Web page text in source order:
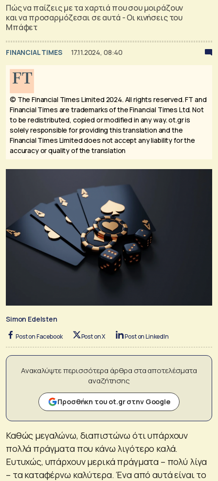
Πώς να παίζεις με τα χαρτιά που σου μοιράζουν
και να προσαρμόζεσαι σε αυτά - Οι κινήσεις του
Μπάφετ
FINANCIAL TIMES 17.11.2024, 08:40
© The Financial Times Limited 2024. All rights reserved.FT and
Financial Times are trademarks of the Financial Times Ltd. Not
to be redistributed, copied or modified in any way. ot.gr is
solely responsible for providing this translation and the
Financial Times Limited does not accept any liability for the
accuracy or quality of the translation
Simon Edelsten
Post on Facebook Post on X Post on LinkedIn
Ανακαλύψτε περισσότερα άρθρα στα αποτελέσματα
αναζήτησης
Προσθήκη του ot.gr στην Google
Καθώς μεγαλώνω, διαπιστώνω ότι υπάρχουν
πολλά πράγματα που κάνω λιγότερο καλά.
Ευτυχώς, υπάρχουν μερικά πράγματα – πολύ λίγα
– τα καταφέρνω καλύτερα. Ένα από αυτά είναι το